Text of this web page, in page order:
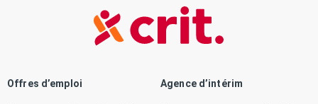
Offres d’emploi Agence d’intérim